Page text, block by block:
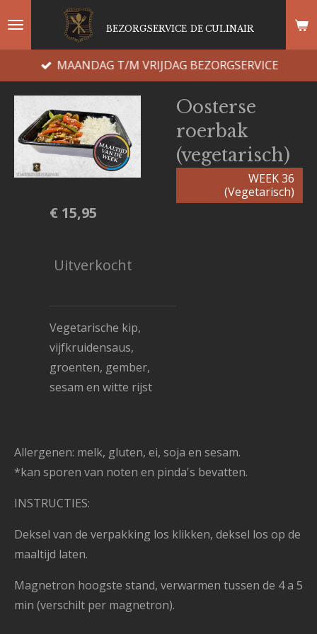
hoofdinhoud
BEZORGSERVICE DE CULINAIR
MAANDAG T/M VRIJDAG BEZORGSERVICE
Oosterse
roerbak
(vegetarisch)
WEEK 36
(Vegetarisch)
€ 15,95
Uitverkocht
Vegetarische kip,
vijfkruidensaus,
groenten, gember,
sesam en witte rijst
Allergenen: melk, gluten, ei, soja en sesam.
*kan sporen van noten en pinda's bevatten.
INSTRUCTIES:
Deksel van de verpakking los klikken, deksel los op de
maaltijd laten.
Magnetron hoogste stand, verwarmen tussen de 4 a 5
min (verschilt per magnetron).